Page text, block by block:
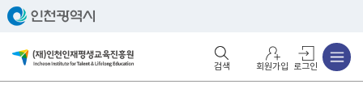
회원가입 로그인